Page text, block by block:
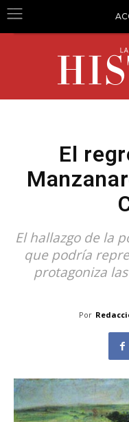
El
El hallazgo de la
que podría
protagoniza
Por